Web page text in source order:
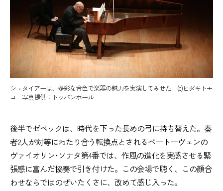
シュタイアーは、多彩な音色で楽器の魅力を実演してみせた (c)ヒダキトモ
コ 写真提供：トッパンホール
後半でゼペックは、時代を下った長めの弓に持ち替えた。奏
者2人が対等にわたり合う転換点とされるベートーヴェンの
ヴァイオリン･ソナタ第4番では、作風の進化を実感させる緊
張感に富んだ協奏で引き付けた。この会場で聴く、この顔合
わせならではのぜいたくさに、改めて感じ入った。